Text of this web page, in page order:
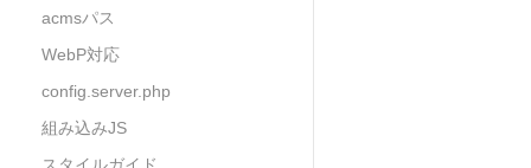
acmsパス
WebP対応
config.server.php
組み込みJS